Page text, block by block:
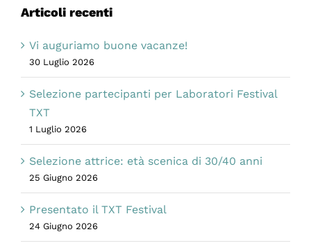
Articoli recenti
Vi auguriamo buone vacanze!
30 Luglio 2026
Selezione partecipanti per Laboratori Festival
TXT
1 Luglio 2026
Selezione attrice: età scenica di 30/40 anni
25 Giugno 2026
Presentato il TXT Festival
24 Giugno 2026